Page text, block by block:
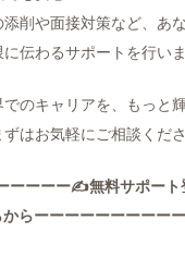
削や面接対策など、あ
伝わるサポートを行いま
でのキャリアを、もっと
はお気軽にご相談くださ
ーーーー✍️無料サポート
からーーーーーーーーーー